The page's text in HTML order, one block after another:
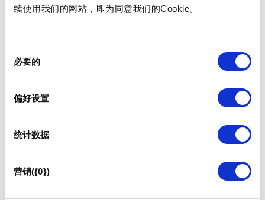
续使用我们的网站，即为同意我们的Cookie。
必要的
偏好设置
统计数据
营销({0})